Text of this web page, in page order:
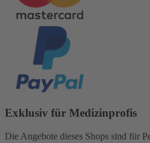
Exklusiv für Medizinprofis
Die Angebote dieses Shops sind für